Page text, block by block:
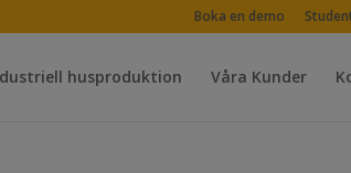
Boka en demo
husproduktion Våra Kunder